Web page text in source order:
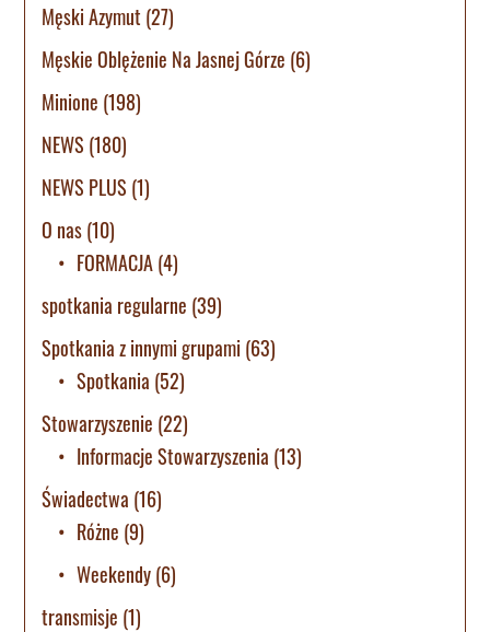
Męski Azymut (27)
Męskie Oblężenie Na Jasnej Górze (6)
Minione (198)
NEWS (180)
NEWS PLUS (1)
O nas(10)
FORMACJA(4)
spotkania regularne (39)
Spotkania z innymi grupami (63)
Spotkania (52)
Stowarzyszenie (22)
Informacje Stowarzyszenia (13)
Świadectwa (16)
Różne (9)
Weekendy(6)
transmisje (1)